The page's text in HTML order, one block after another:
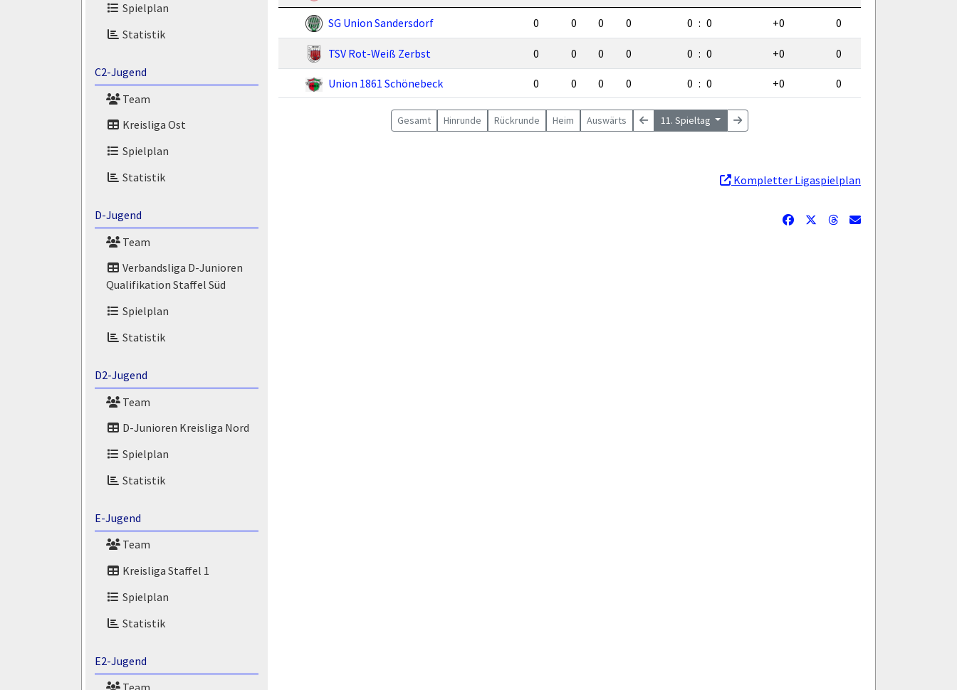
Spielplan
Statistik
C2-Jugend
Team
Kreisliga Ost
Spielplan
Statistik
D-Jugend
Team
Verbandsliga D-Junioren
Qualifikation Staffel Süd
Spielplan
Statistik
D2-Jugend
Team
D-Junioren Kreisliga Nord
Spielplan
Statistik
E-Jugend
Team
Kreisliga Staffel 1
Spielplan
Statistik
E2-Jugend
SG Union Sandersdorf 0 0 0 0 0 : 0 +0 0
TSV Rot-Weiß Zerbst 0 0 0 0 0 : 0 +0 0
Union 1861 Schönebeck 0 0 0 0 0 : 0 +0 0
Gesamt Hinrunde Rückrunde Heim Auswärts 11. Spieltag
Kompletter Ligaspielplan